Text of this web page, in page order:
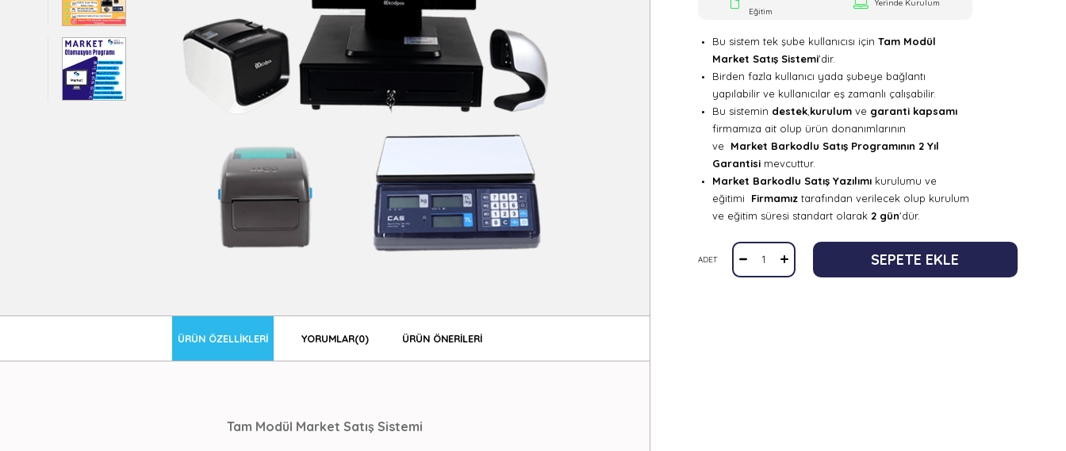
ÜRÜN ÖZELLIKLERI YORUMLAR(0) ÜRÜN ÖNERILERI
Tam Modül Market Satış Sistemi
Eğitim
Yerinde Kurulum
Bu sistem tek şube kullanıcısı için Tam Modül
Market Satış Sistemi'dir.
Birden fazla kullanıcı yada şubeye bağlantı
yapılabilir ve kullanıcılar eş zamanlı çalışabilir.
Bu sistemin destek,kurulumve garanti kapsamı
firmamıza ait olup ürün donanımlarının
ve Market Barkodlu Satış Programının 2 Yıl
Garantisi mevcuttur.
Market Barkodlu Satış Yazılımıkurulumu ve
eğitimi Firmamız tarafından verilecek olup kurulum
ve eğitim süresi standart olarak2 gün'dür.
ADET